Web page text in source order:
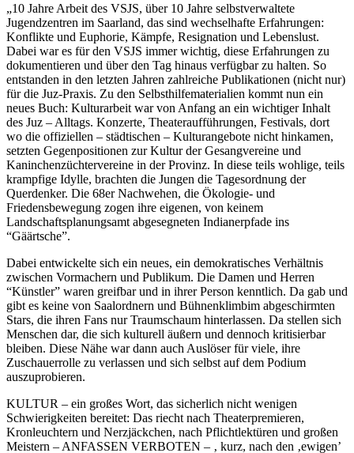
„10 Jahre Arbeit des VSJS, über 10 Jahre selbstverwaltete
Jugendzentren im Saarland, das sind wechselhafte Erfahrungen:
Konflikte und Euphorie, Kämpfe, Resignation und Lebenslust.
Dabei war es für den VSJS immer wichtig, diese Erfahrungen zu
dokumentieren und über den Tag hinaus verfügbar zu halten. So
entstanden in den letzten Jahren zahlreiche Publikationen (nicht nur)
für die Juz-Praxis. Zu den Selbsthilfematerialien kommt nun ein
neues Buch: Kulturarbeit war von Anfang an ein wichtiger Inhalt
des Juz – Alltags. Konzerte, Theateraufführungen, Festivals, dort
wo die offiziellen – städtischen – Kulturangebote nicht hinkamen,
setzten Gegenpositionen zur Kultur der Gesangvereine und
Kaninchenzüchtervereine in der Provinz. In diese teils wohlige, teils
krampfige Idylle, brachten die Jungen die Tagesordnung der
Querdenker. Die 68er Nachwehen, die Ökologie- und
Friedensbewegung zogen ihre eigenen, von keinem
Landschaftsplanungsamt abgesegneten Indianerpfade ins
“Gäärtsche”.
Dabei entwickelte sich ein neues, ein demokratisches Verhältnis
zwischen Vormachern und Publikum. Die Damen und Herren
“Künstler” waren greifbar und in ihrer Person kenntlich. Da gab und
gibt es keine von Saalordnern und Bühnenklimbim abgeschirmten
Stars, die ihren Fans nur Traumschaum hinterlassen. Da stellen sich
Menschen dar, die sich kulturell äußern und dennoch kritisierbar
bleiben. Diese Nähe war dann auch Auslöser für viele, ihre
Zuschauerrolle zu verlassen und sich selbst auf dem Podium
auszuprobieren.
KULTUR – ein großes Wort, das sicherlich nicht wenigen
Schwierigkeiten bereitet: Das riecht nach Theaterpremieren,
Kronleuchtern und Nerzjäckchen, nach Pflichtlektüren und großen
Meistern – ANFASSEN VERBOTEN – ‚ kurz, nach den ‚ewigen’